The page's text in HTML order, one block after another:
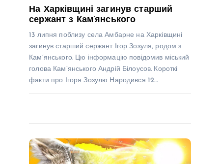
На Харківщині загинув старший
сержант з Кам’янського
13 липня поблизу села Амбарне на Харківщині
загинув старший сержант Ігор Зозуля, родом з
Кам’янського. Цю інформацію повідомив міський
голова Кам’янського Андрій Білоусов. Короткі
факти про Ігоря Зозулю Народився 12…